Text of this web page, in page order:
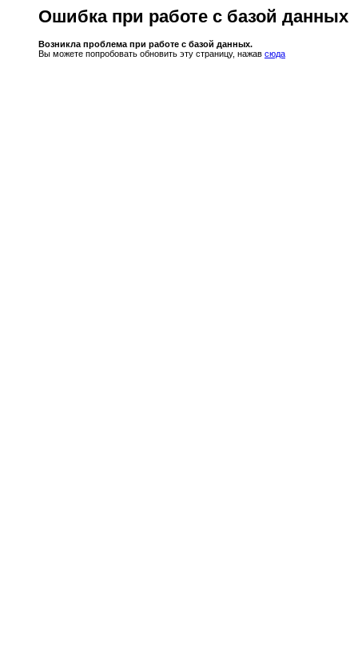
Ошибка при работе с базой данных
Возникла проблема при работе с базой данных.
Вы можете попробовать обновить эту страницу, нажав сюда